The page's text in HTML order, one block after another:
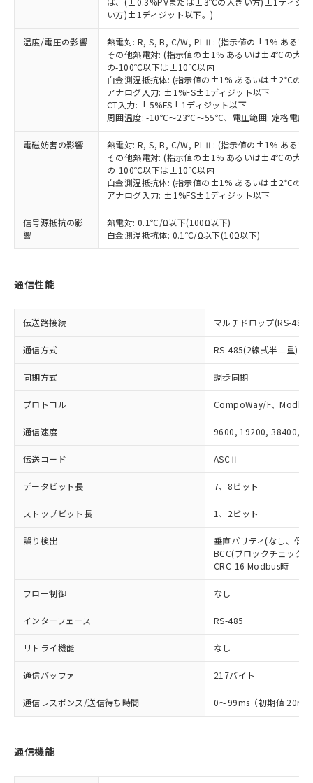
い方)±1ディジット以下。)
温度/電圧の影響
熱電対: R, S, B, C/W, PLⅡ: (指示値の±1% ある
その他熱電対: (指示値の±1% あるいは±4℃の大き
の-100℃以下は±10℃以内
白金測温抵抗体: (指示値の±1% あるいは±2℃の大
アナログ入力: ±1%FS±1ディジット以下
CT入力: ±5%FS±1ディジット以下
周囲温度: -10℃～23℃～55℃、電圧範囲: 定格電圧
電磁妨害の影響
熱電対: R, S, B, C/W, PLⅡ: (指示値の±1% ある
その他熱電対: (指示値の±1% あるいは±4℃の大き
の-100℃以下は±10℃以内
白金測温抵抗体: (指示値の±1% あるいは±2℃の大
アナログ入力: ±1%FS±1ディジット以下
信号源抵抗の影
響
熱電対: 0.1℃/Ω以下(100Ω以下)
白金測温抵抗体: 0.1℃/Ω以下(10Ω以下)
通信性能
伝送路接続 マルチドロップ(RS-485)
通信方式 RS-485(2線式半二重)
同期方式 調歩同期
プロトコル CompoWay/F、Modbus
通信速度 9600, 19200, 38400,
伝送コード ASCⅡ
データビット長 7、8ビット
ストップビット長 1、2ビット
誤り検出
垂直パリティ(なし、偶
BCC(ブロックチェック
CRC-16 Modbus時
フロー制御 なし
インターフェース RS-485
リトライ機能 なし
通信バッファ 217バイト
通信レスポンス/送信待ち時間 0～99ms（初期値 20ms
通信機能
正式な納期状況および標準価格はお客
様のお取引先、またはお客様担当のオ
ムロン制御機器販売店・当社販売員に
ご相談ください。
オムロン制御機器販売店や当社販売拠
点は「販売ネットワーク
」をご確認
ください。
在庫状況および標準価格結果を当社の
事前の承諾なく第三者に漏洩または開
示しないようお願いします。
マイパーツ機能（部品リスト作成サー
ビス）をご利用いただくには、I-Web
メンバーズにご登録されている必要が
お客様が当ウェブサイト上で当社にご
登録された部品リストについて、当社
および当社の共同利用者が、当社の製
※当社の共同利用者とは、"個人情報
の「1.共同利
用者の範囲」に記載されている法人を
ル) (DEHP)(別名：DOP) 1000ppm以下、フタル酸ブチ
ルベンジル（BBP） 1000ppm以下、フタル酸ジブチル
（DBP） 1000ppm以下、フタル酸ジイソブチル
(DIBP) 1000ppm以下
但し、RoHS指令で産業用監視および制御機器に対する
適用除外項目は除く。
フタル酸エステル類の４物質については閾値を超える意
図的な使用がないことを確認しています。
※2 対応予定月
部品在庫の切り替え状況などにより、予定
月が前後することがあります。
※3 非含有証明書ダウンロード
51物質の非含有証明書（当社基準）
※本証明書は発行日時点で非含有を証明す
るもので、過去に遡って非含有を証明する
また、RoHS指令のフタル酸エステル類４
物質の対応では、対応完了までの期間は出
荷製品に未対応品が混在することから備考
欄に対応日を記載しておりました。
既に当社にて対応品への在庫切替を完了
していることから、特段のことがない限
り、2022年1月12日より割愛しておりま
ニル類) : 1000ppm、 PBDEs(ポリ臭化ジフェニルエーテ
ル類) : 1000ppm、
DBP(フタル酸ジブチル) : 1000ppm、 DIBP(フタル酸ジ
ル) : 1000ppm、
DEHP(フタル酸ビス(2-エチルヘキシル)) : 1000ppm
※2 環境保護使用期限
「ｅ」：有害物質（10物質）のすべてが基
準値以下であることを示します。
「10」：通常の使用状況下において有害物
質が外部に漏えいし、環境に深刻な影響を
及ぼさない年数を意味します。
「－」：未確認です。当社販売部門へお問
い合わせください。
当社は規制貨物を破棄する場合は、完
全に破砕するなど、違法に輸出されな
いよう必要な手段を講じます。
当社は貴社製品を、核兵器、ミサイ
ル、化学兵器、生物兵器またはその他
武器並びにこれらの製造装置等に一切
使用いたしません。
当社は、貴社製品を第三者に販売する
場合は、上記1、2および3の内容を当
該第三者に通知します。また当社は、
販売先および販売に係わる関係者が違
法に輸出するおそれがある場合は、取
り引きをいたしません。
一定数以上の在庫あり
△ 一定数には満たないが在庫あり
在庫なし(最新の在庫状況につ
いては、お客様のお取引先、ま
たはお客様担当のオムロン制御
機器販売店・当社販売員にご確
認ください)
受注生産機種、また在庫状況の
情報を公開していない機種